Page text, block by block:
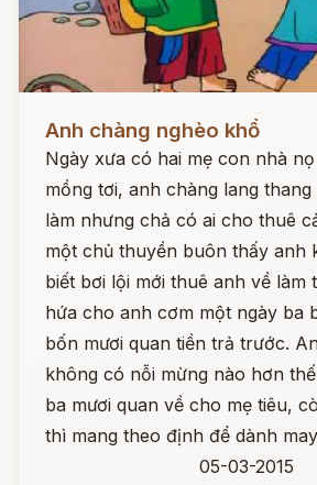
Anh chàng nghèo khổ
Ngày xưa có hai mẹ con nhà
mồng tơi, anh chàng lang thang
làm nhưng chả có ai cho thuê
một chủ thuyền buôn thấy anh
biết bơi lội mới thuê anh về làm
hứa cho anh cơm một ngày ba
bốn mươi quan tiền trả trước.
không có nỗi mừng nào hơn
ba mươi quan về cho mẹ tiêu,
thì mang theo định để dành
05-03-2015